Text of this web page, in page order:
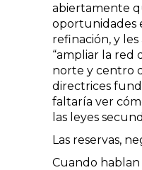
abiertamente
oportunidades
refinación, y
“ampliar la red
norte y centro
directrices
faltaría ver
las leyes
Las reservas,
Cuando hablan